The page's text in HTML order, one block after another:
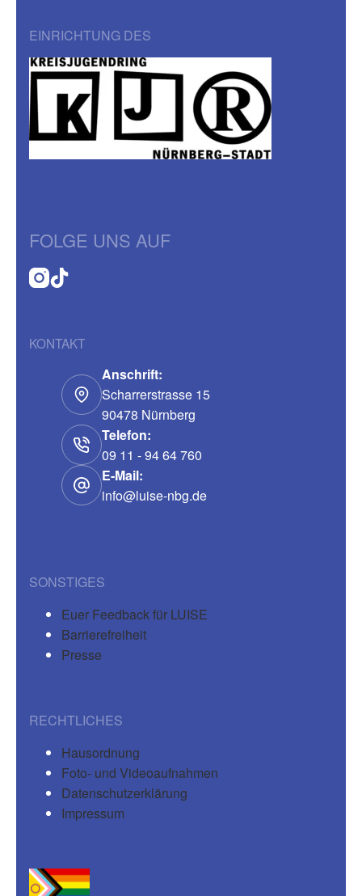
EINRICHTUNG DES
FOLGE UNS AUF
KONTAKT
Anschrift:
Scharrerstrasse 15
90478 Nürnberg
Telefon:
09 11 - 94 64 760
E-Mail:
info@luise-nbg.de
SONSTIGES
Euer Feedback für LUISE
Barrierefreiheit
Presse
RECHTLICHES
Hausordnung
Foto- und Videoaufnahmen
Datenschutzerklärung
Impressum